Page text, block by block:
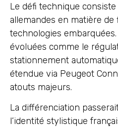
Le défi technique
allemandes en matière de
technologies
évoluées comme le
stationnement
étendue via Peugeot
atouts majeurs.
La différenciation
l’identité stylistique